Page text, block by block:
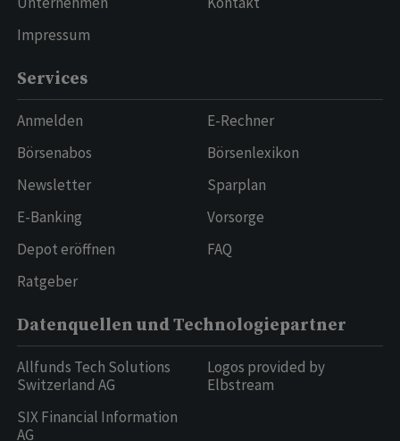
Impressum
Services
Anmelden
Börsenabos
Newsletter
E-Banking
Depot eröffnen
Ratgeber
E-Rechner
Börsenlexikon
Sparplan
Vorsorge
FAQ
Datenquellen und Technologiepartner
Allfunds Tech Solutions
Switzerland AG
SIX Financial Information
AG
Logos provided by
Elbstream